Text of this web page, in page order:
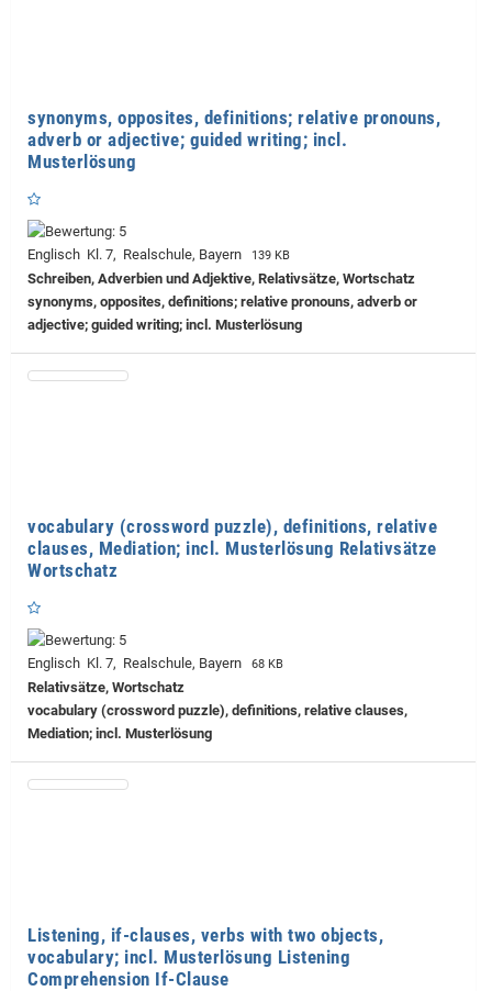
synonyms, opposites, definitions; relative pronouns,
adverb or adjective; guided writing; incl.
Musterlösung
Englisch Kl. 7, Realschule, Bayern 139 KB
Schreiben, Adverbien und Adjektive, Relativsätze, Wortschatz
synonyms, opposites, definitions; relative pronouns, adverb or
adjective; guided writing; incl. Musterlösung
vocabulary (crossword puzzle), definitions, relative
clauses, Mediation; incl. Musterlösung Relativsätze
Wortschatz
Englisch Kl. 7, Realschule, Bayern 68 KB
Relativsätze, Wortschatz
vocabulary (crossword puzzle), definitions, relative clauses,
Mediation; incl. Musterlösung
Listening, if-clauses, verbs with two objects,
vocabulary; incl. Musterlösung Listening
Comprehension If-Clause